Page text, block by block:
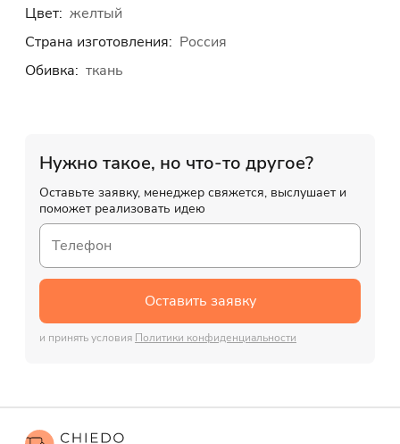
Цвет: желтый
Страна изготовления: Россия
Обивка: ткань
Нужно такое, но что-то другое?
Оставьте заявку, менеджер свяжется, выслушает и
поможет реализовать идею
Оставить заявку
и принять условия Политики конфиденциальности